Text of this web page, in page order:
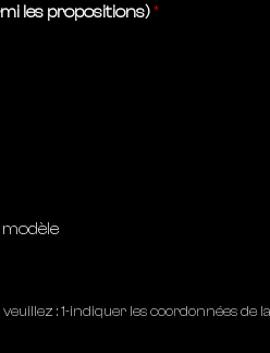
les propositions)*
: 1-indiquer les coordonnées